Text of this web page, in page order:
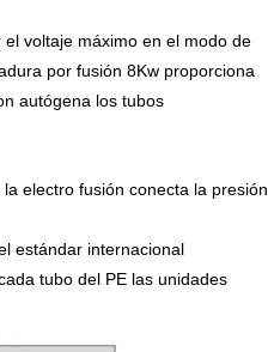
voltaje máximo en el modo de
por fusión 8Kw proporciona
autógena los tubos
electro fusión conecta la presión
estándar internacional
tubo del PE las unidades